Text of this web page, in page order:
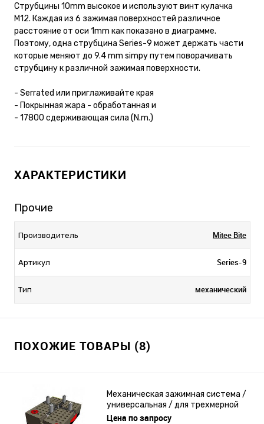
Струбцины 10mm высокое и используют винт кулачка
M12. Каждая из 6 зажимая поверхностей различное
расстояние от оси 1mm как показано в диаграмме.
Поэтому, одна струбцина Series-9 может держать части
которые меняют до 9.4 mm simpy путем поворачивать
струбцину к различной зажимая поверхности.
- Serrated или приглаживайте края
- Покрынная жара - обработанная и
- 17800 сдерживающая сила (N.m.)
ХАРАКТЕРИСТИКИ
Прочие
Производитель Mitee Bite
Артикул Series-9
Тип механический
ПОХОЖИЕ ТОВАРЫ (8)
Механическая зажимная система /
универсальная / для трехмерной
измерительной машины
Цена по запросу